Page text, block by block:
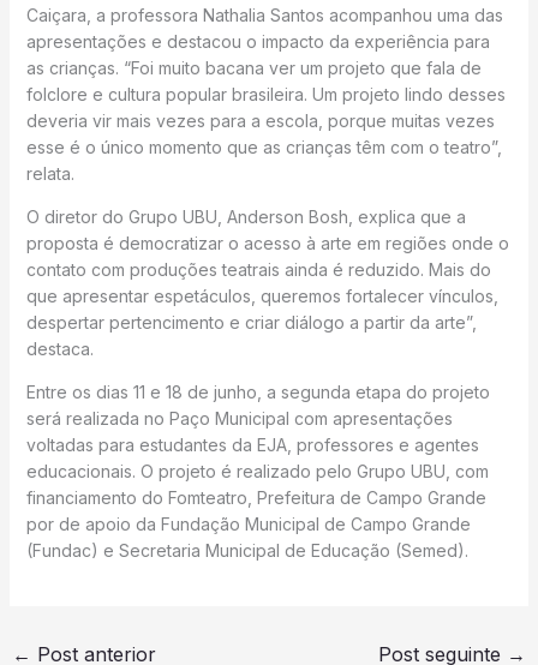
Caiçara, a professora Nathalia Santos acompanhou uma das
apresentações e destacou o impacto da experiência para
as crianças. “Foi muito bacana ver um projeto que fala de
folclore e cultura popular brasileira. Um projeto lindo desses
deveria vir mais vezes para a escola, porque muitas vezes
esse é o único momento que as crianças têm com o teatro”,
relata.
O diretor do Grupo UBU, Anderson Bosh, explica que a
proposta é democratizar o acesso à arte em regiões onde o
contato com produções teatrais ainda é reduzido. Mais do
que apresentar espetáculos, queremos fortalecer vínculos,
despertar pertencimento e criar diálogo a partir da arte”,
destaca.
Entre os dias 11 e 18 de junho, a segunda etapa do projeto
será realizada no Paço Municipal com apresentações
voltadas para estudantes da EJA, professores e agentes
educacionais. O projeto é realizado pelo Grupo UBU, com
financiamento do Fomteatro, Prefeitura de Campo Grande
por de apoio da Fundação Municipal de Campo Grande
(Fundac) e Secretaria Municipal de Educação (Semed).
← Post anterior Post seguinte →